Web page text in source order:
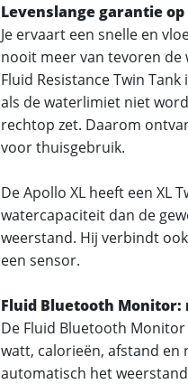
Levenslange garantie
Je ervaart een snelle en
nooit meer van tevoren de
Fluid Resistance Twin
als de waterlimiet niet
rechtop zet. Daarom
voor thuisgebruik.
De Apollo XL heeft een XL
watercapaciteit dan de
weerstand. Hij verbindt
een sensor.
Fluid Bluetooth
De Fluid Bluetooth
watt, calorieën, afstand
automatisch het